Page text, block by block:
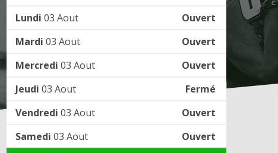
Lundi 03 Aout
Ouvert
Mardi 03 Aout
Ouvert
Mercredi 03 Aout
Ouvert
Jeudi 03 Aout
Fermé
Vendredi 03 Aout
Ouvert
Samedi 03 Aout
Ouvert